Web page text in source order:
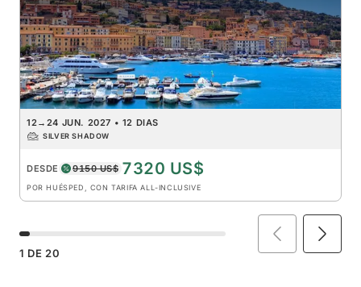
12→ 24 JUN. 2027 • 12 DIAS
SILVER SHADOW
DESDE 9150 US$ 7320 US$
POR HUÉSPED, CON TARIFA ALL-INCLUSIVE
1 DE 20